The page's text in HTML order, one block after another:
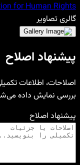
for Human Rights
گالری تصاویر
پیشنهاد اصلاح
اصلاحات، اطلاعات
بررسی نمایش داده
پیشنهاد اصلاح